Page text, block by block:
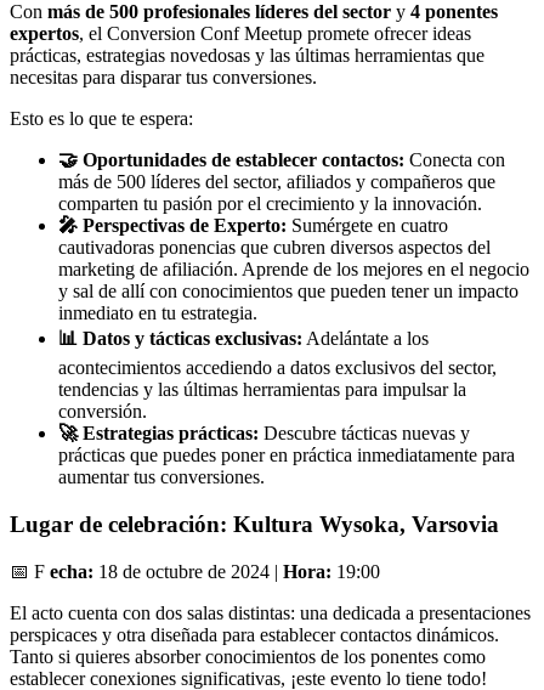
Con más de 500 profesionales líderes del sector y 4 ponentes
expertos, el Conversion Conf Meetup promete ofrecer ideas
prácticas, estrategias novedosas y las últimas herramientas que
necesitas para disparar tus conversiones.
Esto es lo que te espera:
🤝 Oportunidades de establecer contactos: Conecta con
más de 500 líderes del sector, afiliados y compañeros que
comparten tu pasión por el crecimiento y la innovación.
🎤 Perspectivas de Experto: Sumérgete en cuatro
cautivadoras ponencias que cubren diversos aspectos del
marketing de afiliación. Aprende de los mejores en el negocio
y sal de allí con conocimientos que pueden tener un impacto
inmediato en tu estrategia.
📊 Datos y tácticas exclusivas: Adelántate a los
acontecimientos accediendo a datos exclusivos del sector,
tendencias y las últimas herramientas para impulsar la
conversión.
🚀 Estrategias prácticas: Descubre tácticas nuevas y
prácticas que puedes poner en práctica inmediatamente para
aumentar tus conversiones.
Lugar de celebración: Kultura Wysoka, Varsovia
📅 F echa: 18 de octubre de 2024 | Hora: 19:00
El acto cuenta con dos salas distintas: una dedicada a presentaciones
perspicaces y otra diseñada para establecer contactos dinámicos.
Tanto si quieres absorber conocimientos de los ponentes como
establecer conexiones significativas, ¡este evento lo tiene todo!